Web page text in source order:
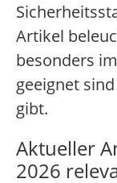
Artikel
besonders
geeignet
gibt.
Aktueller
2026